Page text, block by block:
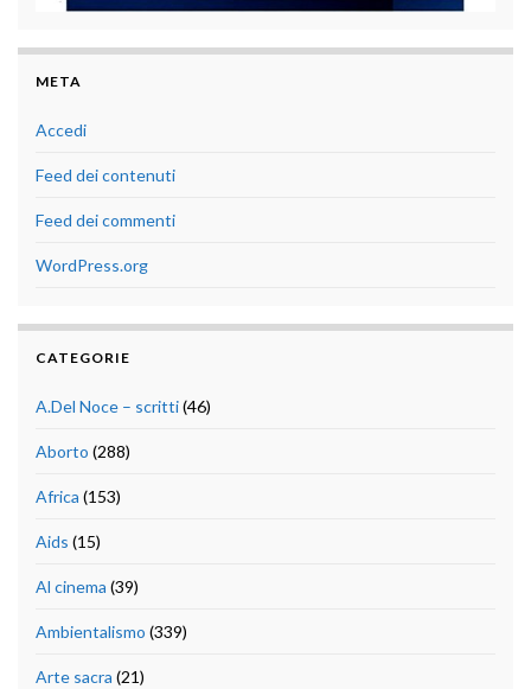
META
Accedi
Feed dei contenuti
Feed dei commenti
WordPress.org
CATEGORIE
A.Del Noce – scritti(46)
Aborto (288)
Africa (153)
Aids (15)
Al cinema (39)
Ambientalismo (339)
Arte sacra (21)